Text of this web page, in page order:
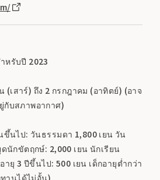
หรับปี 2023
(เสาร์) ถึง 2 กรกฎาคม (อาทิตย์) (อาจ
กับสภาพอากาศ)
นไป: วันธรรมดา 1,800 เยน วัน
นักขัตฤกษ์: 2,000 เยน นักเรียน
ายุ 3 ปีขึ้นไป: 500 เยน เด็กอายุต่ำกว่า
านได้ไม่อั้น)